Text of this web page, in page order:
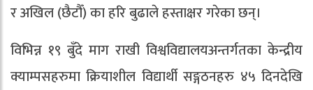
र अखिल (छैटौँ) का हरि बुढाले हस्ताक्षर गरेका छन्।
विभिन्न १९ बुँदे माग राखी विश्वविद्यालयअन्तर्गतका केन्द्रीय
क्याम्पसहरुमा क्रियाशील विद्यार्थी सङ्गठनहरु ४५ दिनदेखि